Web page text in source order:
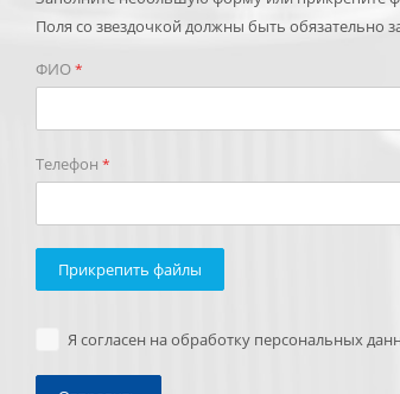
Поля со звездочкой должны быть обязательно
ФИО*
Телефон *
Прикрепить файлы
Я согласен на обработку персональных